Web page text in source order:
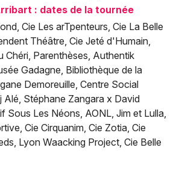
: dates de la tournée
Cie Les arTpenteurs, Cie La Belle
Théâtre, Cie Jeté d'Humain,
Chéri, Parenthèses, Authentik
Gadagne, Bibliothèque de la
Demoreuille, Centre Social
Alé, Stéphane Zangara x David
Sous Les Néons, AONL, Jim et Lulla,
Cie Cirquanim, Cie Zotia, Cie
Lyon Waacking Project, Cie Belle